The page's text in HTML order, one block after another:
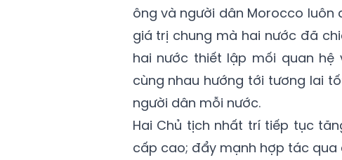
ông và người dân Morocco luôn
giá trị chung mà hai nước đã
hai nước thiết lập mối quan
cùng nhau hướng tới tương lai
người dân mỗi nước.
Hai Chủ tịch nhất trí tiếp tục
cấp cao; đẩy mạnh hợp tác qua